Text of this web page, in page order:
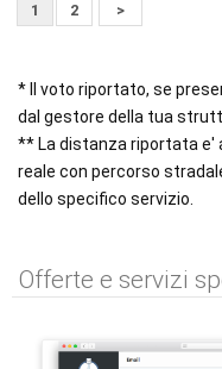
1 2 >
* Il voto riportato, se
dal gestore della tua
** La distanza riportata e'
reale con percorso
dello specifico servizio.
Offerte e servizi